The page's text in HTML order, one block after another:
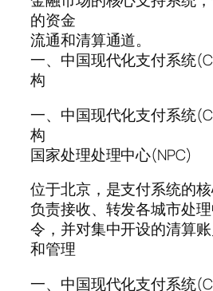
的资金
流通和清算通道。
一、中国现代化支付系统
构
一、中国现代化支付系统
构
国家处理处理中心(NPC)
位于北京，是支付系统的
负责接收、转发各城市处
令，并对集中开设的清算
和管理
一、中国现代化支付系统